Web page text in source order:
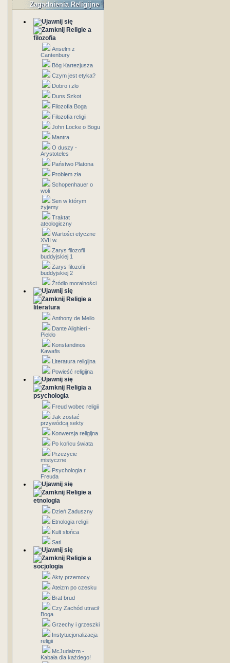
Zagadnienia Religijne
Religie a
filozofia
Anselm z
Cantenbury
Bóg Kartezjusza
Czym jest etyka?
Dobro i zlo
Duns Szkot
Filozofia Boga
Filozofia religii
John Locke o Bogu
Mantra
O duszy -
Arystoteles
Państwo Platona
Problem zła
Schopenhauer o
woli
Sen w którym
żyjemy
Traktat
ateologiczny
Wartości etyczne
XVII w.
Zarys filozofii
buddyjskiej 1
Zarys filozofii
buddyjskiej 2
Źródło moralności
Religie a
literatura
Anthony de Mello
Dante Alighieri -
Piekło
Konstandinos
Kawafis
Literatura religijna
Powieść religijna
Religia a
psychologia
Freud wobec religii
Jak zostać
przywódcą sekty
Konwersja religijna
Po końcu świata
Przeżycie
mistyczne
Psychologia r.
Freuda
Religie a
etnologia
Dzień Zaduszny
Etnologia religii
Kult słońca
Sati
Religie a
socjologia
Akty przemocy
Ateizm po czesku
Brat brud
Czy Zachód utracił
Boga
Grzechy i grzeszki
Instytucjonalizacja
religii
McJudaizm -
Kabała dla każdego!